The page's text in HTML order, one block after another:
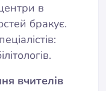
в
бракує.
вчителів